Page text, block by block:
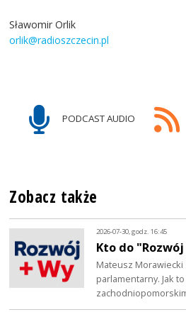
Sławomir Orlik
orlik@radioszczecin.pl
PODCAST AUDIO
Zobacz także
2026-07-30, godz. 16:45
Kto do
Mateusz Morawiecki
parlamentarny. Jak